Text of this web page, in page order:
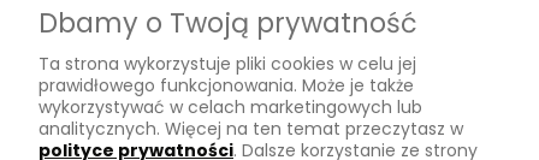
Płatności
Zwroty
Tu mnie znajdziesz
Dbamy o Twoją prywatność
Ta strona wykorzystuje pliki cookies w celu jej
prawidłowego funkcjonowania. Może je także
wykorzystywać w celach marketingowych lub
analitycznych. Więcej na ten temat przeczytasz w
polityce prywatności. Dalsze korzystanie ze strony